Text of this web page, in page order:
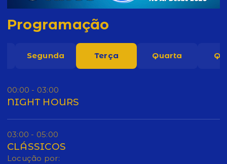
Programação
Segunda Terça Quarta
00:00 - 03:00
NIGHT HOURS
03:00 - 05:00
CLÁSSICOS
Locução por: